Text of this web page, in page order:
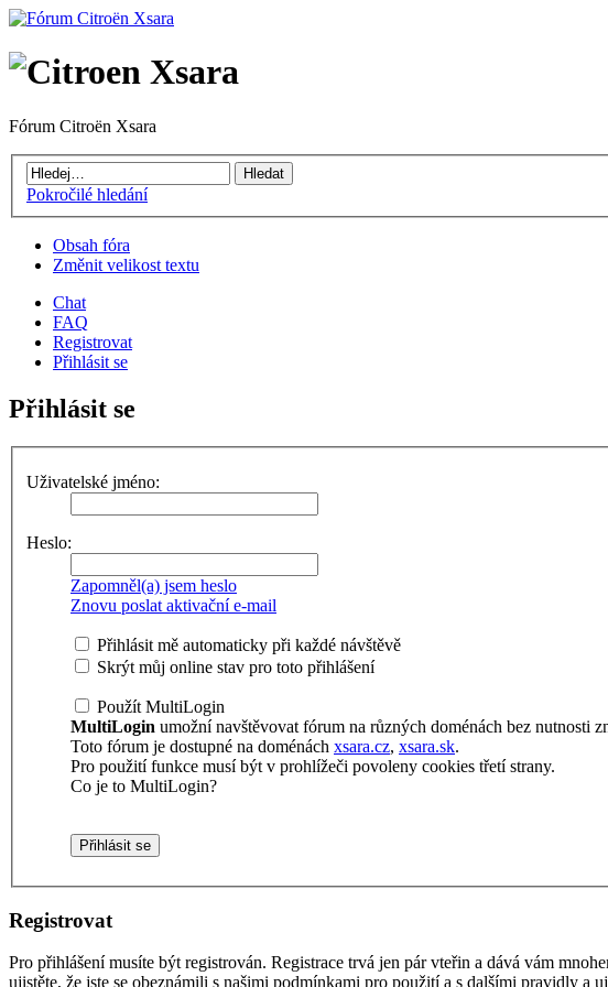
Fórum Citroën Xsara
Pokročilé hledání
Obsah fóra
Změnit velikost textu
Chat
FAQ
Registrovat
Přihlásit se
Přihlásit se
Uživatelské jméno:
Heslo:
Zapomněl(a) jsem heslo
Znovu poslat aktivační e-mail
Přihlásit mě automaticky při každé návštěvě
Skrýt můj online stav pro toto přihlášení
Použít MultiLogin
MultiLogin umožní navštěvovat fórum na různých doménách bez nutnosti
Toto fórum je dostupné na doménách xsara.cz, xsara.sk.
Pro použití funkce musí být v prohlížeči povoleny cookies třetí strany.
Co je to MultiLogin?
Registrovat
Pro přihlášení musíte být registrován. Registrace trvá jen pár vteřin a dává vám
ujistěte, že jste se obeznámili s našimi podmínkami pro použití a s dalšími pravidly a